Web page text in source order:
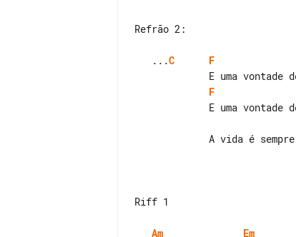
Refrão 2:
   ...
C F
F
Riff 1
Am Em